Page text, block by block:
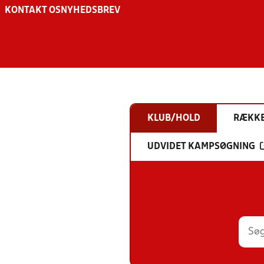
KONTAKT OS NYHEDSBREV
KLUB/HOLD
UDVIDET KAMPSØGNING